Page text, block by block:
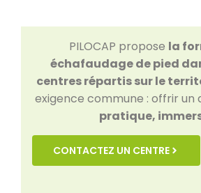
PILOCAP propose la
échafaudage de pied
centres répartis sur le
exigence commune : offrir un
pratique,
CONTACTEZ UN CENTRE